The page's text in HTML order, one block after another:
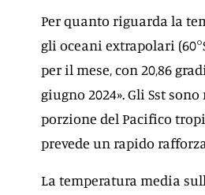
Per quanto riguarda la
gli oceani extrapolari
per il mese, con 20,86
giugno 2024». Gli Sst
porzione del Pacifico
prevede un rapido
La temperatura media